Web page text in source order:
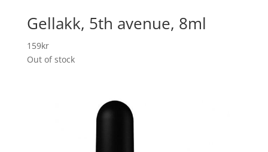
Gellakk, 5th avenue, 8ml
159kr
Out of stock